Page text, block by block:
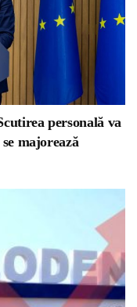
personală va
majorează